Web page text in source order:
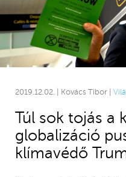
2019.12.02. | Kovács Tibor |
Túl sok tojás a
globalizáció
klímavédő